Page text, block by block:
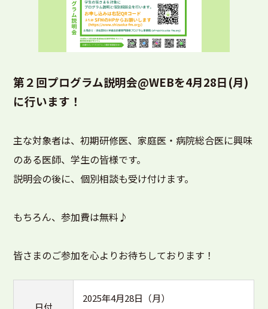
第２回プログラム説明会@WEBを4月28日(月)
に行います！
主な対象者は、初期研修医、家庭医・病院総合医に興味
のある医師、学生の皆様です。
説明会の後に、個別相談も受け付けます。
もちろん、参加費は無料♪
皆さまのご参加を心よりお待ちしております！
2025年4月28日（月）